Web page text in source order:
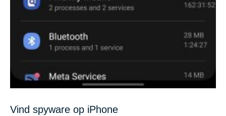
Vind spyware op iPhone